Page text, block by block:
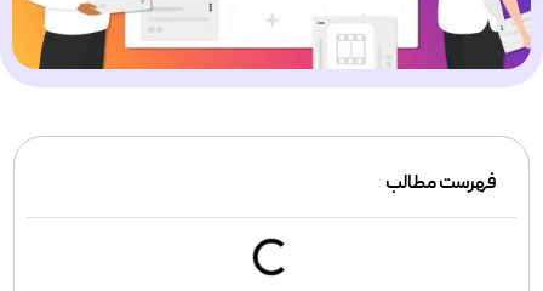
فهرست مطالب